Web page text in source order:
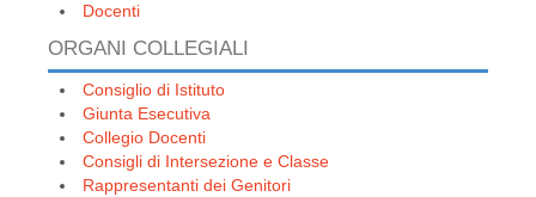
Docenti
ORGANI COLLEGIALI
Consiglio di Istituto
Giunta Esecutiva
Collegio Docenti
Consigli di Intersezione e Classe
Rappresentanti dei Genitori